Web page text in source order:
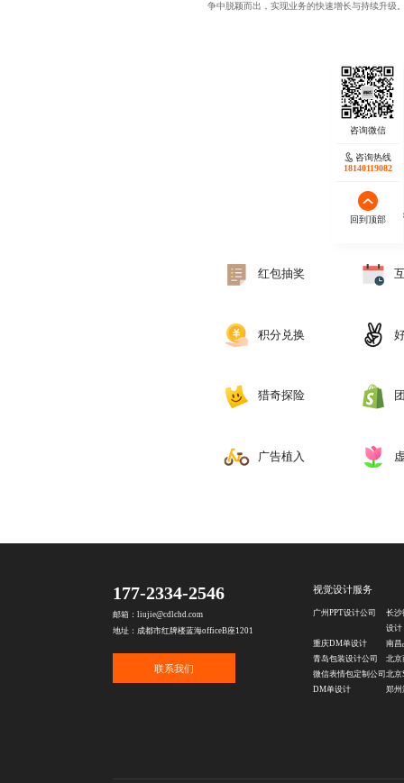
争中脱颖而出，实现业务的快速增长与持续升级
蓝橙
红包抽奖
积分兑换
猎奇探险
‌广告植入
咨询热线
18140119082
回到顶部
177-2334-2546
邮箱：liujie@cdlchd.com
地址：成都市红牌楼蓝海officeB座1201
联系我们
视觉设计服务
广州PPT设计公司
长沙
设计
重庆DM单设计
南昌
青岛包装设计公司
北京
微信表情包定制公司 北京
DM单设计
郑州